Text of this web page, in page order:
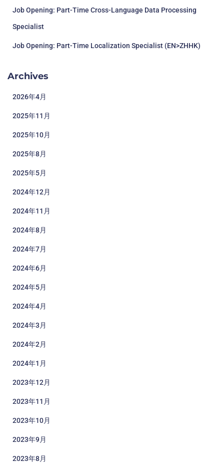
Job Opening: Part-Time Cross-Language Data Processing
Specialist
Job Opening: Part-Time Localization Specialist (EN>ZHHK)
Archives
2026年4月
2025年11月
2025年10月
2025年8月
2025年5月
2024年12月
2024年11月
2024年8月
2024年7月
2024年6月
2024年5月
2024年4月
2024年3月
2024年2月
2024年1月
2023年12月
2023年11月
2023年10月
2023年9月
2023年8月